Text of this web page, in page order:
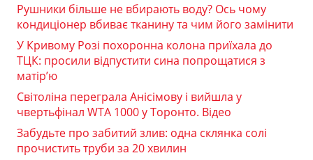
Рушники більше не вбирають воду? Ось чому
кондиціонер вбиває тканину та чим його замінити
У Кривому Розі похоронна колона приїхала до
ТЦК: просили відпустити сина попрощатися з
матір’ю
Світоліна переграла Анісімову і вийшла у
чвертьфінал WTA 1000 у Торонто. Відео
Забудьте про забитий злив: одна склянка солі
прочистить труби за 20 хвилин